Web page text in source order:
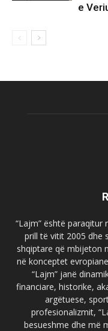
e
“Lajm” është paraqitur
prill të vitit 2005 dhe
shqiptare që mbijeton
në konceptet
“Lajm” janë
financiare, historike,
argëtuese,
profesionalizmit,
besueshme dhe më